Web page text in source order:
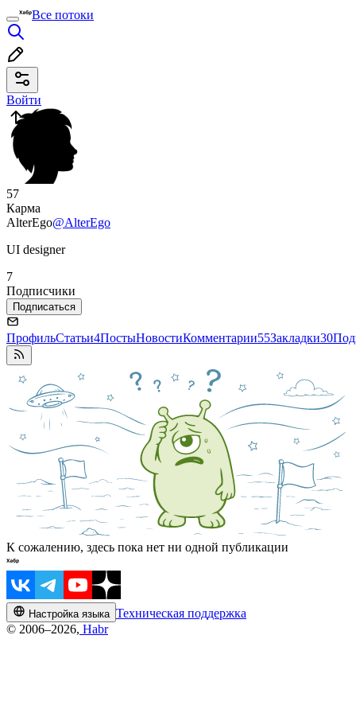
Все потоки
Войти
57
Карма
AlterEgo@AlterEgo
UI designer
7
Подписчики
Подписаться
ПрофильСтатьи4ПостыНовостиКомментарии55Закладки30
К сожалению, здесь пока нет ни одной публикации
Настройка языка Техническая поддержка
© 2006–2026, Habr